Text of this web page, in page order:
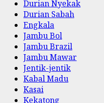
Durian Nyekak
Durian Sabah
Engkala
Jambu Bol
Jambu Brazil
Jambu Mawar
Jentik-jentik
Kabal Madu
Kasai
Kekatong